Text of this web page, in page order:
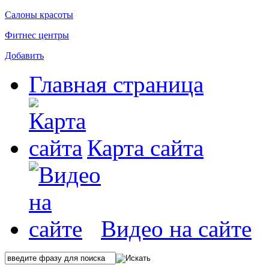
Салоны красоты
Фитнес центры
Добавить
Главная страница
Карта сайта
Видео на сайте